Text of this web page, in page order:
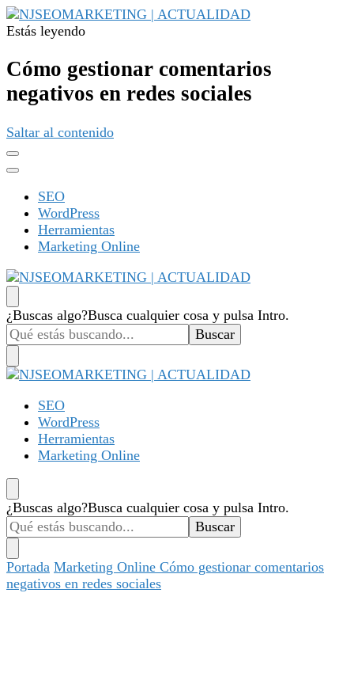
desarrollo web, app, y lo que no te imaginas…
Estás leyendo
Cómo gestionar comentarios
negativos en redes sociales
Saltar al contenido
SEO
WordPress
Herramientas
Marketing Online
NJSEOMARKETING | ACTUALIDAD
Tu web de tecnología, SEO, Marketing, desarrollo personal,
desarrollo web, app, y lo que no te imaginas…
¿Buscas algo?Busca cualquier cosa y pulsa Intro.
NJSEOMARKETING | ACTUALIDAD
Tu web de tecnología, SEO, Marketing, desarrollo personal,
desarrollo web, app, y lo que no te imaginas…
SEO
WordPress
Herramientas
Marketing Online
¿Buscas algo?Busca cualquier cosa y pulsa Intro.
Portada Marketing Online Cómo gestionar comentarios
negativos en redes sociales